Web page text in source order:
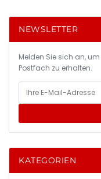
NEWSLETTER
Melden Sie sich an,
Postfach zu erhalten.
KATEGORIEN